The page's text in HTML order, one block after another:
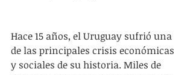
Hace 15 años, el Uruguay sufrió una
de las principales crisis económicas
y sociales de su historia. Miles de